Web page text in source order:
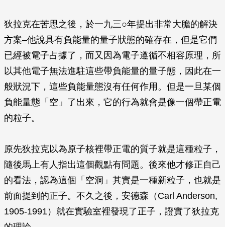
狄拉克在苦思之後，於一九三○年提出非常大膽的解決
方案–他說具有負能量的量子狀態的確存在，但是它們
已經被電子占據了，而又因為電子遵循不相容原理，所
以其他電子無法進駐這些帶負能量的量子態，因此在一
般狀況下，這些負能量態沒有任何作用。但是一旦某個
負能量態「空」了出來，它的行為就會是像一個帶正電
的粒子。
原先狄拉克以為原子核裡帶正電的質子就是這種粒子，
隨後馬上有人指出這個觀點有問題。後來他才修正自己
的看法，認為這個「空洞」其實是一種新粒子，也就是
前面提到的正子。不久之後，安德森（Carl Anderson,
1905-1991）就在實驗室裡發現了正子，證實了狄拉克